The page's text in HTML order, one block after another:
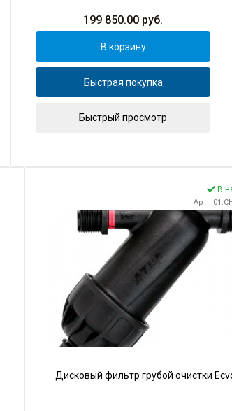
199 850.00 руб.
В корзину
Быстрая покупка
Быстрый просмотр
В
Арт.:
Дисковый фильтр грубой очистки